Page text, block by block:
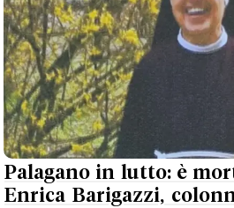
Palagano in lutto: è
Enrica Barigazzi,